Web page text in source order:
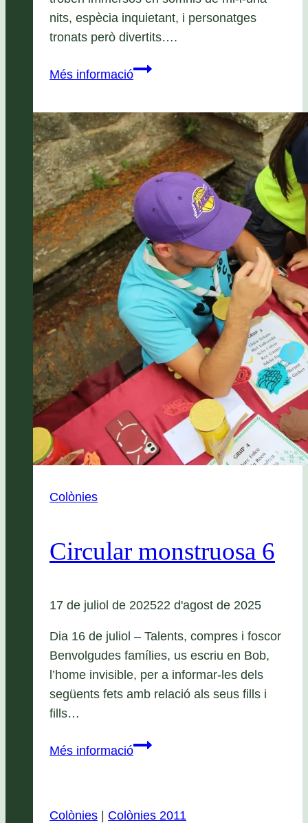
nits, espècia inquietant, i personatges
tronats però divertits….
Més informació2ª
el
magnànim
Colònies
Circular monstruosa 6
17 de juliol de 202522 d'agost de 2025
Dia 16 de juliol – Talents, compres i foscor
Benvolgudes famílies, us escriu en Bob,
l’home invisible, per a informar-les dels
següents fets amb relació als seus fills i
fills…
Més informacióCircular
Colònies | Colònies 2011